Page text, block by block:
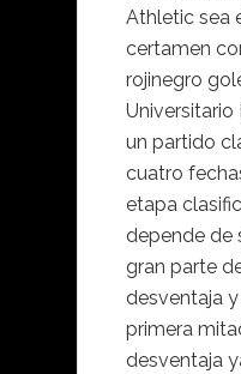
Athletic sea
certamen
rojinegro
Universitario
un partido
cuatro
etapa
depende de
gran parte
desventaja
primera
desventaja